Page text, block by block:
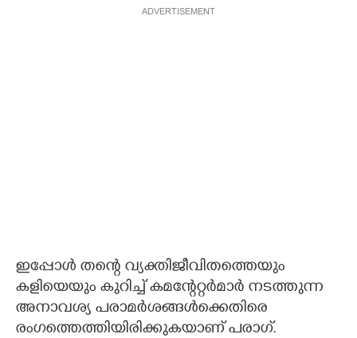
ADVERTISEMENT
ഇപ്പോൾ തന്റെ വ്യക്തിജീവിതത്തെയും
കളിയെയും കുറിച്ച് കമന്റേറ്റർമാർ നടത്തുന്ന
അനാവശ്യ പരാമർശങ്ങൾക്കെതിരെ
രംഗത്തെത്തിയിരിക്കുകയാണ് പരാഗ്.